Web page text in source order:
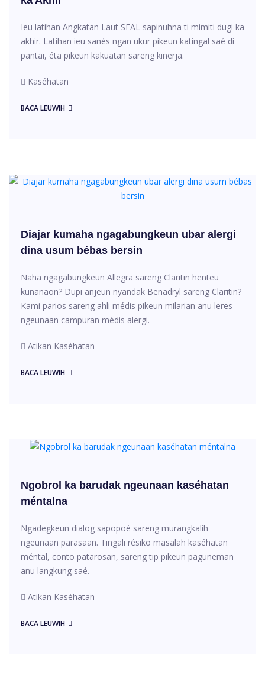
Ieu latihan Angkatan Laut SEAL sapinuhna ti mimiti dugi ka
akhir. Latihan ieu sanés ngan ukur pikeun katingal saé di
pantai, éta pikeun kakuatan sareng kinerja.
Kaséhatan
BACA LEUWIH
Diajar kumaha ngagabungkeun ubar alergi
dina usum bébas bersin
Naha ngagabungkeun Allegra sareng Claritin henteu
kunanaon? Dupi anjeun nyandak Benadryl sareng Claritin?
Kami parios sareng ahli médis pikeun milarian anu leres
ngeunaan campuran médis alergi.
Atikan Kaséhatan
BACA LEUWIH
Ngobrol ka barudak ngeunaan kaséhatan
méntalna
Ngadegkeun dialog sapopoé sareng murangkalih
ngeunaan parasaan. Tingali résiko masalah kaséhatan
méntal, conto patarosan, sareng tip pikeun paguneman
anu langkung saé.
Atikan Kaséhatan
BACA LEUWIH